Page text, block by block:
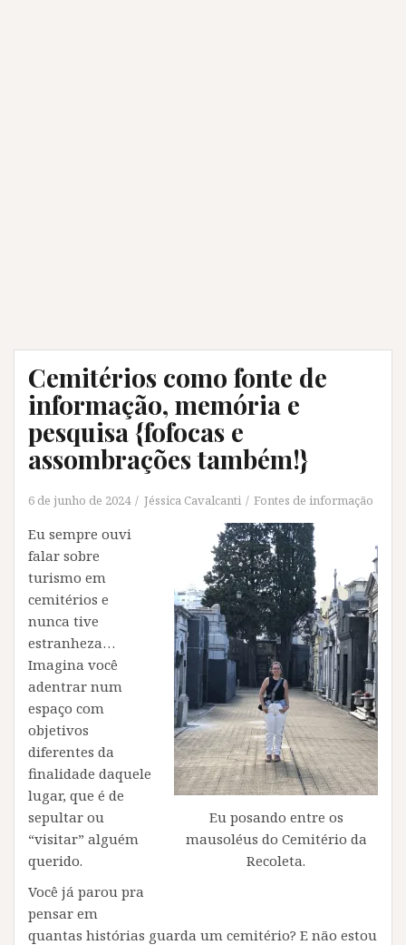
Cemitérios como fonte de
informação, memória e
pesquisa {fofocas e
assombrações também!}
6 de junho de 2024 Jéssica Cavalcanti Fontes de informação
Eu posando entre os
mausoléus do Cemitério da
Recoleta.
Eu sempre ouvi
falar sobre
turismo em
cemitérios e
nunca tive
estranheza…
Imagina você
adentrar num
espaço com
objetivos
diferentes da
finalidade daquele
lugar, que é de
sepultar ou
“visitar” alguém
querido.
Você já parou pra
pensar em
quantas histórias guarda um cemitério? E não estou